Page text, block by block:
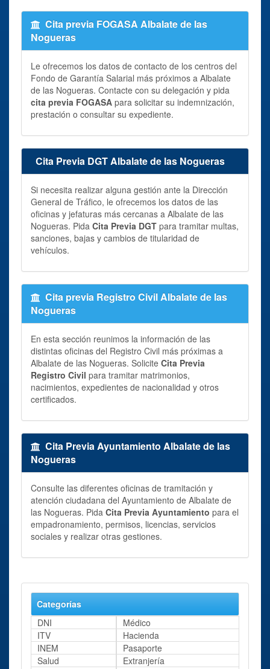
Cita previa FOGASA Albalate de las
Nogueras
Le ofrecemos los datos de contacto de los centros del
Fondo de Garantía Salarial más próximos a Albalate
de las Nogueras. Contacte con su delegación y pida
cita previa FOGASA para solicitar su indemnización,
prestación o consultar su expediente.
Cita Previa DGT Albalate de las Nogueras
Si necesita realizar alguna gestión ante la Dirección
General de Tráfico, le ofrecemos los datos de las
oficinas y jefaturas más cercanas a Albalate de las
Nogueras. Pida Cita Previa DGT para tramitar multas,
sanciones, bajas y cambios de titularidad de
vehículos.
Cita previa Registro Civil Albalate de las
Nogueras
En esta sección reunimos la información de las
distintas oficinas del Registro Civil más próximas a
Albalate de las Nogueras. Solicite Cita Previa
Registro Civil para tramitar matrimonios,
nacimientos, expedientes de nacionalidad y otros
certificados.
Cita Previa Ayuntamiento Albalate de las
Nogueras
Consulte las diferentes oficinas de tramitación y
atención ciudadana del Ayuntamiento de Albalate de
las Nogueras. Pida Cita Previa Ayuntamiento para el
empadronamiento, permisos, licencias, servicios
sociales y realizar otras gestiones.
Categorías
DNI
Médico
ITV
Hacienda
INEM
Pasaporte
Salud
Extranjería